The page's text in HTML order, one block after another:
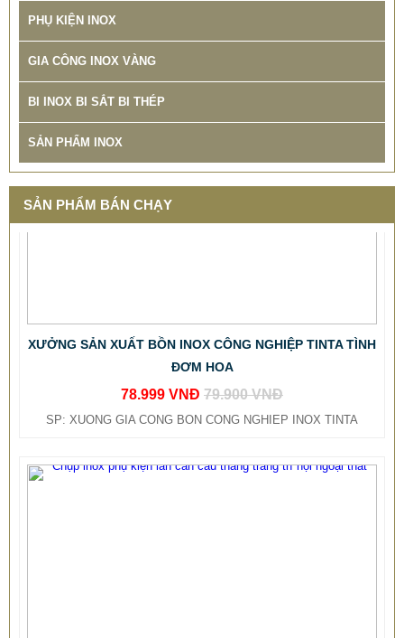
PHỤ KIỆN INOX
GIA CÔNG INOX VÀNG
BI INOX BI SẮT BI THÉP
SẢN PHẨM INOX
SẢN PHẨM BÁN CHẠY
ĐƠM HOA